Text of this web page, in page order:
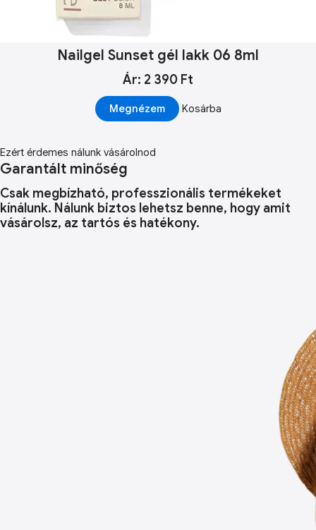
Nailgel Sunset gél lakk 06 8ml
Ár: 2 390 Ft
Megnézem Kosárba
Ezért érdemes nálunk vásárolnod
Garantált minőség
Csak megbízható, professzionális termékeket
kínálunk. Nálunk biztos lehetsz benne, hogy amit
vásárolsz, az tartós és hatékony.